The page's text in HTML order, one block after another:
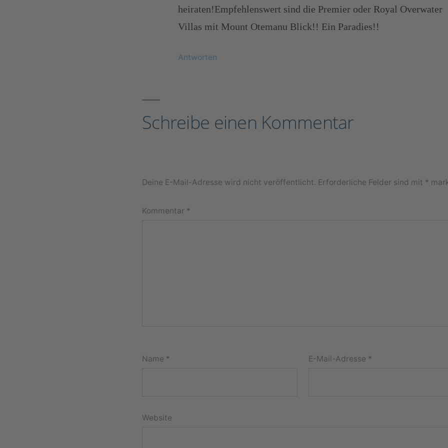
heiraten!Empfehlenswert sind die Premier oder Royal Overwater
Villas mit Mount Otemanu Blick!! Ein Paradies!!
Antworten
Schreibe einen Kommentar
Deine E-Mail-Adresse wird nicht veröffentlicht. Erforderliche Felder sind mit *
Kommentar *
Name * E-Mail-Adresse *
Website